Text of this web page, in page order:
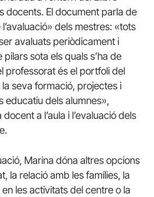
docents. El document parla de
dels mestres: «tots
avaluats periòdicament i
sota els quals s’ha de
professorat és el portfoli del
seva formació, projectes i
educatiu dels alumnes»,
a l’aula i l’evaluació dels
Marina dóna altres opcions
la relació amb les famílies, la
les activitats del centre o la